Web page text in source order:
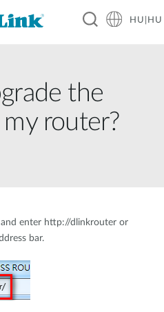
HU|HU
the
router?
enter http://dlinkrouter or
bar.